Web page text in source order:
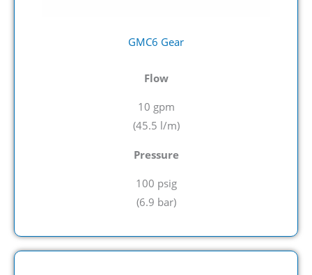
GMC6 Gear
Flow
10 gpm
(45.5 l/m)
Pressure
100 psig
(6.9 bar)